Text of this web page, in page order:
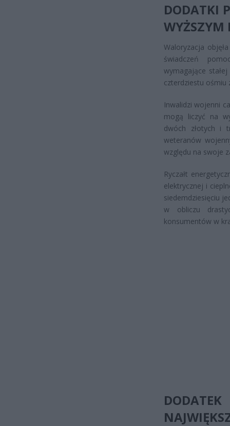
DODATKI
WYŻSZYM
Waloryzacja
świadczeń
wymagające
czterdziestu ośmiu
Inwalidzi wojenni
mogą liczyć na
dwóch złotych i
weteranów
względu na swoje
Ryczałt
elektrycznej i
siedemdziesięciu
w obliczu
konsumentów w